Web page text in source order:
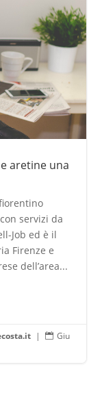
aretine una
servizi da
Job ed è il
Firenze e
dell’area...
|  Giu